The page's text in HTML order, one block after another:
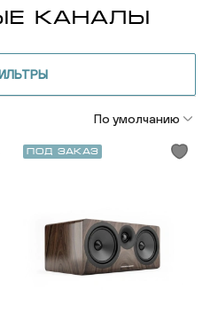
КАНАЛЫ
По умолчанию
Под заказ